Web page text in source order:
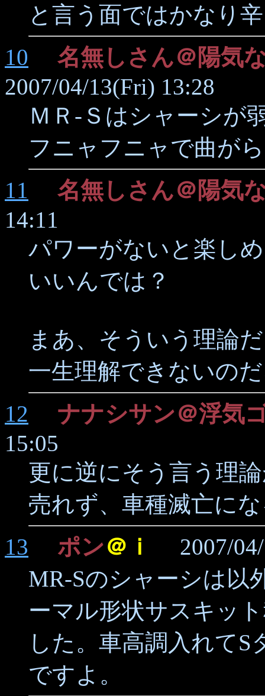
と言う面ではかなり
10
名無しさん＠陽気
2007/04/13(Fri) 13:28
ＭＲ‐Ｓはシャーシ
フニャフニャで曲が
11
名無しさん＠陽気
14:11
パワーがないと楽し
いいんでは？
まあ、そういう理論
一生理解できないの
12
ナナシサン＠浮気
15:05
更に逆にそう言う理
売れず、車種滅亡に
13
ポン＠ｉ
2007/04/
MR-Sのシャーシは以
ーマル形状サスキッ
した。車高調入れてS
ですよ。